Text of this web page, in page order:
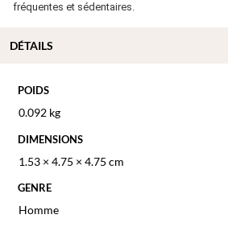
fréquentes et sédentaires.
POIDS
0.092 kg
DIMENSIONS
1.53 × 4.75 × 4.75 cm
GENRE
Homme
DÉTAILS